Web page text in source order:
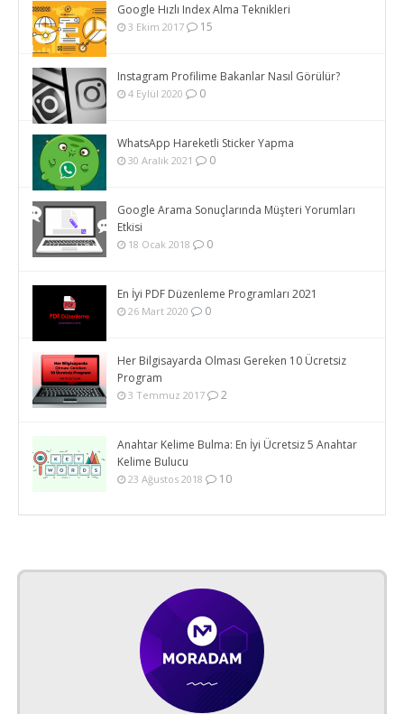
Google Hızlı Index Alma Teknikleri
3 Ekim 2017 15
Instagram Profilime Bakanlar Nasıl Görülür?
4 Eylül 2020 0
WhatsApp Hareketli Sticker Yapma
30 Aralık 2021 0
Google Arama Sonuçlarında Müşteri Yorumları
Etkisi
18 Ocak 2018 0
En İyi PDF Düzenleme Programları 2021
26 Mart 2020 0
Her Bilgisayarda Olması Gereken 10 Ücretsiz
Program
3 Temmuz 2017 2
Anahtar Kelime Bulma: En İyi Ücretsiz 5 Anahtar
Kelime Bulucu
23 Ağustos 2018 10